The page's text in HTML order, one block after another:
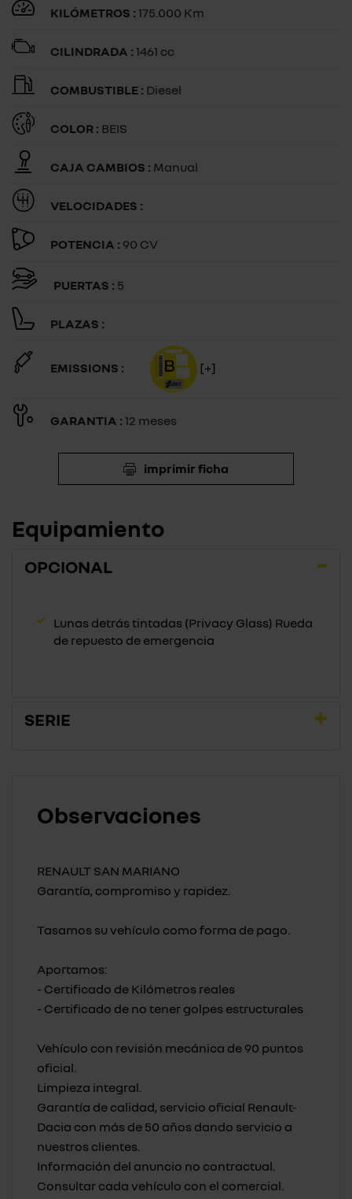
KILÓMETROS : 175.000 Km
CILINDRADA : 1461 cc
COMBUSTIBLE : Diesel
COLOR : BEIS
CAJA CAMBIOS : Manual
VELOCIDADES :
POTENCIA : 90 CV
PUERTAS : 5
PLAZAS :
EMISSIONS : [+]
GARANTIA : 12 meses
imprimir ficha
Equipamiento
OPCIONAL
Lunas detrás tintadas (Privacy Glass) Rueda
de repuesto de emergencia
SERIE
Observaciones
RENAULT SAN MARIANO
Garantía, compromiso y rapidez.
Tasamos su vehículo como forma de pago.
Aportamos:
- Certificado de Kilómetros reales
- Certificado de no tener golpes estructurales
Vehículo con revisión mecánica de 90 puntos
oficial.
Limpieza integral.
Garantía de calidad, servicio oficial Renault-
Dacia con más de 50 años dando servicio a
nuestros clientes.
Información del anuncio no contractual.